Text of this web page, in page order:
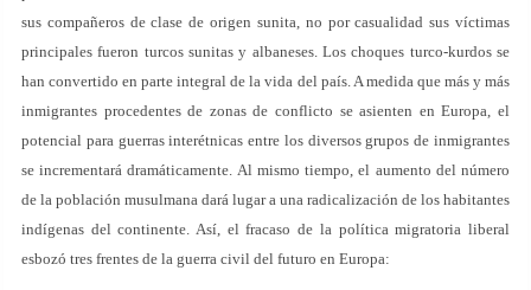
sus compañeros de clase de origen sunita, no por casualidad sus víctimas
principales fueron turcos sunitas y albaneses. Los choques turco-kurdos se
han convertido en parte integral de la vida del país. A medida que más y más
inmigrantes procedentes de zonas de conflicto se asienten en Europa, el
potencial para guerras interétnicas entre los diversos grupos de inmigrantes
se incrementará dramáticamente. Al mismo tiempo, el aumento del número
de la población musulmana dará lugar a una radicalización de los habitantes
indígenas del continente. Así, el fracaso de la política migratoria liberal
esbozó tres frentes de la guerra civil del futuro en Europa: